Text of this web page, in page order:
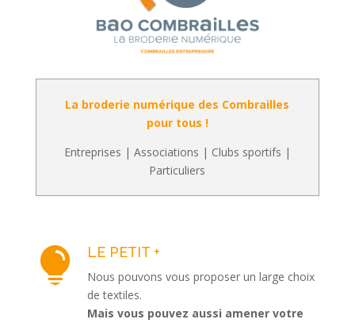
La broderie numérique des Combrailles
pour tous !
Entreprises | Associations | Clubs sportifs |
Particuliers
 LE PETIT +
Nous pouvons vous proposer un large choix
de textiles.
Mais vous pouvez aussi amener votre